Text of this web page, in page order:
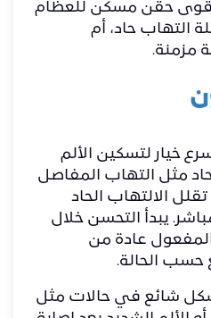
أقوى حقن مسكن للعظام
التهاب حاد، أم
مزمنة.
خيار لتسكين الألم
مثل التهاب المفاصل
تقلل الالتهاب الحاد
يبدأ التحسن خلال
المفعول عادة من
شائع في حالات مثل